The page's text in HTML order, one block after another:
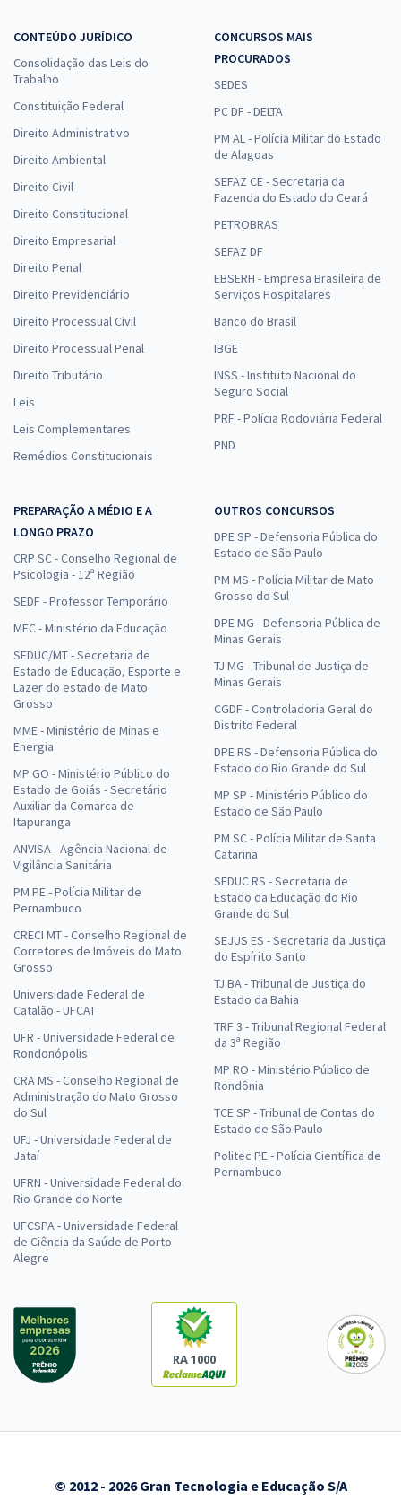
CONTEÚDO JURÍDICO
Consolidação das Leis do
Trabalho
Constituição Federal
Direito Administrativo
Direito Ambiental
Direito Civil
Direito Constitucional
Direito Empresarial
Direito Penal
Direito Previdenciário
Direito Processual Civil
Direito Processual Penal
Direito Tributário
Leis
Leis Complementares
Remédios Constitucionais
CONCURSOS MAIS
PROCURADOS
SEDES
PC DF - DELTA
PM AL - Polícia Militar do Estado
de Alagoas
SEFAZ CE - Secretaria da
Fazenda do Estado do Ceará
PETROBRAS
SEFAZ DF
EBSERH - Empresa Brasileira de
Serviços Hospitalares
Banco do Brasil
IBGE
INSS - Instituto Nacional do
Seguro Social
PRF - Polícia Rodoviária Federal
PND
PREPARAÇÃO A MÉDIO E A
LONGO PRAZO
CRP SC - Conselho Regional de
Psicologia - 12ª Região
SEDF - Professor Temporário
MEC - Ministério da Educação
SEDUC/MT - Secretaria de
Estado de Educação, Esporte e
Lazer do estado de Mato
Grosso
MME - Ministério de Minas e
Energia
MP GO - Ministério Público do
Estado de Goiás - Secretário
Auxiliar da Comarca de
Itapuranga
ANVISA - Agência Nacional de
Vigilância Sanitária
PM PE - Polícia Militar de
Pernambuco
CRECI MT - Conselho Regional de
Corretores de Imóveis do Mato
Grosso
Universidade Federal de
Catalão - UFCAT
UFR - Universidade Federal de
Rondonópolis
CRA MS - Conselho Regional de
Administração do Mato Grosso
do Sul
UFJ - Universidade Federal de
Jataí
UFRN - Universidade Federal do
Rio Grande do Norte
UFCSPA - Universidade Federal
de Ciência da Saúde de Porto
Alegre
OUTROS CONCURSOS
DPE SP - Defensoria Pública do
Estado de São Paulo
PM MS - Polícia Militar de Mato
Grosso do Sul
DPE MG - Defensoria Pública de
Minas Gerais
TJ MG - Tribunal de Justiça de
Minas Gerais
CGDF - Controladoria Geral do
Distrito Federal
DPE RS - Defensoria Pública do
Estado do Rio Grande do Sul
MP SP - Ministério Público do
Estado de São Paulo
PM SC - Polícia Militar de Santa
Catarina
SEDUC RS - Secretaria de
Estado da Educação do Rio
Grande do Sul
SEJUS ES - Secretaria da Justiça
do Espírito Santo
TJ BA - Tribunal de Justiça do
Estado da Bahia
TRF 3 - Tribunal Regional Federal
da 3ª Região
MP RO - Ministério Público de
Rondônia
TCE SP - Tribunal de Contas do
Estado de São Paulo
Politec PE - Polícia Científica de
Pernambuco
RA 1000
© 2012 - 2026 Gran Tecnologia e Educação S/A